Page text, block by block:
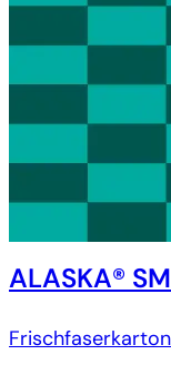
ALASKA®